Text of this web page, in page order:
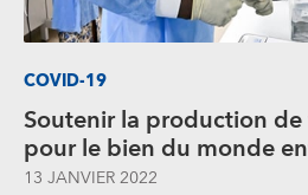
COVID-19
Soutenir la production
pour le bien du monde
13 JANVIER 2022